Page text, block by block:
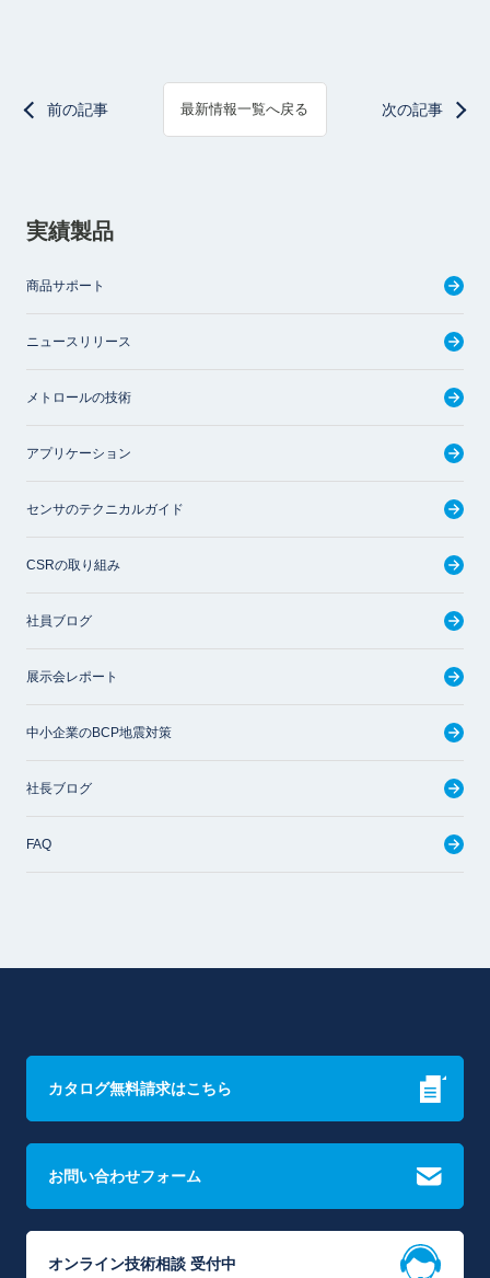
前の記事 最新情報一覧へ戻る 次の記事
実績製品
商品サポート
ニュースリリース
メトロールの技術
アプリケーション
センサのテクニカルガイド
CSRの取り組み
社員ブログ
展示会レポート
中小企業のBCP地震対策
社長ブログ
FAQ
カタログ無料請求はこちら
お問い合わせフォーム
オンライン技術相談 受付中